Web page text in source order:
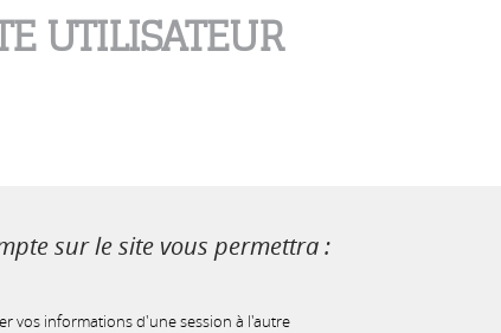
UTILISATEUR
sur le site vous permettra :
vos informations d'une session à l'autre